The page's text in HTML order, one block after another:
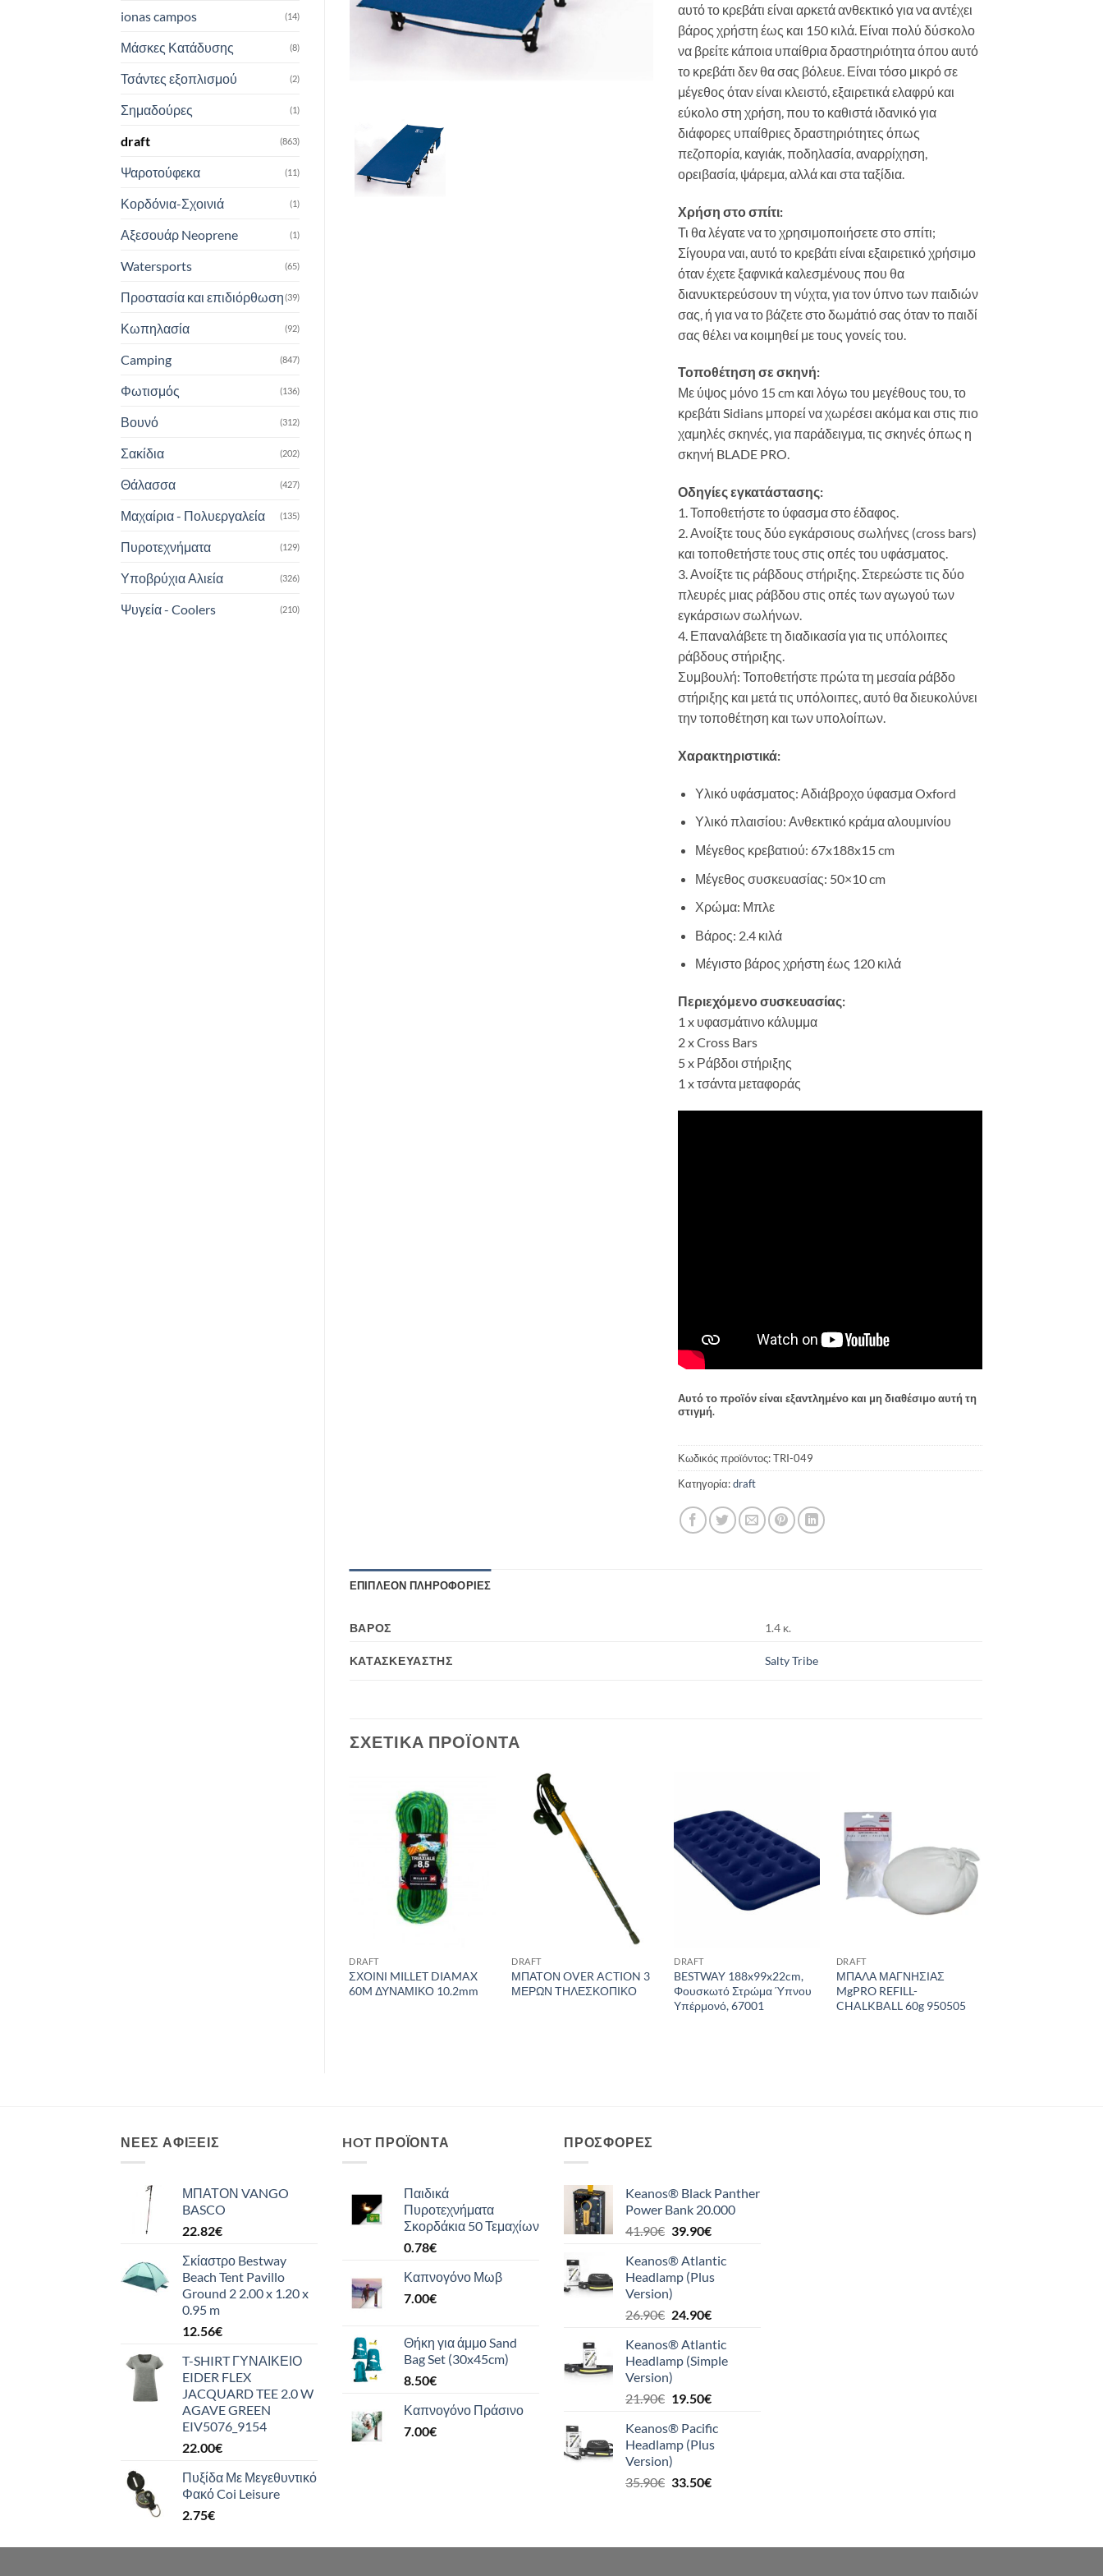
ionas campos (14)
Μάσκες Κατάδυσης (8)
Τσάντες εξοπλισμού (2)
Σημαδούρες (1)
draft (863)
Ψαροτούφεκα (11)
Κορδόνια-Σχοινιά (1)
Αξεσουάρ Neoprene (1)
Watersports (65)
Προστασία και επιδιόρθωση(39)
Κωπηλασία (92)
Camping (847)
Φωτισμός (136)
Βουνό (312)
Σακίδια (202)
Θάλασσα (427)
Μαχαίρια - Πολυεργαλεία (135)
Πυροτεχνήματα (129)
Υποβρύχια Αλιεία (326)
Ψυγεία - Coolers (210)
αυτό το κρεβάτι είναι αρκετά ανθεκτικό για να αντέχει
βάρος χρήστη έως και 150 κιλά. Είναι πολύ δύσκολο
να βρείτε κάποια υπαίθρια δραστηριότητα όπου αυτό
το κρεβάτι δεν θα σας βόλευε. Είναι τόσο μικρό σε
μέγεθος όταν είναι κλειστό, εξαιρετικά ελαφρύ και
εύκολο στη χρήση, που το καθιστά ιδανικό για
διάφορες υπαίθριες δραστηριότητες όπως
πεζοπορία, καγιάκ, ποδηλασία, αναρρίχηση,
ορειβασία, ψάρεμα, αλλά και στα ταξίδια.
Χρήση στο σπίτι:
Τι θα λέγατε να το χρησιμοποιήσετε στο σπίτι;
Σίγουρα ναι, αυτό το κρεβάτι είναι εξαιρετικό χρήσιμο
όταν έχετε ξαφνικά καλεσμένους που θα
διανυκτερεύσουν τη νύχτα, για τον ύπνο των παιδιών
σας, ή για να το βάζετε στο δωμάτιό σας όταν το παιδί
σας θέλει να κοιμηθεί με τους γονείς του.
Τοποθέτηση σε σκηνή:
Με ύψος μόνο 15 cm και λόγω του μεγέθους του, το
κρεβάτι Sidians μπορεί να χωρέσει ακόμα και στις πιο
χαμηλές σκηνές, για παράδειγμα, τις σκηνές όπως η
σκηνή BLADE PRO.
Οδηγίες εγκατάστασης:
1. Τοποθετήστε το ύφασμα στο έδαφος.
2. Ανοίξτε τους δύο εγκάρσιους σωλήνες (cross bars)
και τοποθετήστε τους στις οπές του υφάσματος.
3. Ανοίξτε τις ράβδους στήριξης. Στερεώστε τις δύο
πλευρές μιας ράβδου στις οπές των αγωγού των
εγκάρσιων σωλήνων.
4. Επαναλάβετε τη διαδικασία για τις υπόλοιπες
ράβδους στήριξης.
Συμβουλή: Τοποθετήστε πρώτα τη μεσαία ράβδο
στήριξης και μετά τις υπόλοιπες, αυτό θα διευκολύνει
την τοποθέτηση και των υπολοίπων.
Χαρακτηριστικά:
Υλικό υφάσματος: Αδιάβροχο ύφασμα Oxford
Υλικό πλαισίου: Ανθεκτικό κράμα αλουμινίου
Μέγεθος κρεβατιού: 67x188x15 cm
Μέγεθος συσκευασίας: 50×10 cm
Χρώμα: Μπλε
Βάρος: 2.4 κιλά
Μέγιστο βάρος χρήστη έως 120 κιλά
Περιεχόμενο συσκευασίας:
1 x υφασμάτινο κάλυμμα
2 x Cross Bars
5 x Ράβδοι στήριξης
1 x τσάντα μεταφοράς
Αυτό το προϊόν είναι εξαντλημένο και μη διαθέσιμο αυτή τη
στιγμή.
Κωδικός προϊόντος:TRI-049
Κατηγορία:draft
ΕΠΙΠΛΈΟΝ ΠΛΗΡΟΦΟΡΊΕΣ
ΒΆΡΟΣ 1.4 κ.
ΚΑΤΑΣΚΕΥΑΣΤΉΣ Salty Tribe
ΣΧΕΤΙΚΆ ΠΡΟΪΌΝΤΑ
DRAFT
ΣΧΟΙΝΙ MILLET DIAMAX
60M ΔΥΝΑΜΙΚΟ 10.2mm
DRAFT
ΜΠΑΤΟΝ OVER ACTION 3
ΜΕΡΩΝ ΤΗΛΕΣΚΟΠΙΚΟ
DRAFT
BESTWAY 188x99x22cm,
Φουσκωτό Στρώμα Ύπνου
Υπέρμονό, 67001
DRAFT
ΜΠΑΛΑ ΜΑΓΝΗΣΙΑΣ
MgPRO REFILL-
CHALKBALL 60g 950505
ΝΈΕΣ ΑΦΊΞΕΙΣ
ΜΠΑΤΟΝ VANGO
BASCO
22.82€
Σκίαστρο Bestway
Beach Tent Pavillo
Ground 2 2.00 x 1.20 x
0.95 m
12.56€
T-SHIRT ΓΥΝΑΙΚΕΙΟ
EIDER FLEX
JACQUARD TEE 2.0 W
AGAVE GREEN
EIV5076_9154
22.00€
Πυξίδα Με Μεγεθυντικό
Φακό Coi Leisure
2.75€
HOT ΠΡΟΪΌΝΤΑ
Παιδικά
Πυροτεχνήματα
Σκορδάκια 50 Τεμαχίων
0.78€
Καπνογόνο Μωβ
7.00€
Θήκη για άμμο Sand
Bag Set (30x45cm)
8.50€
Καπνογόνο Πράσινο
7.00€
ΠΡΟΣΦΟΡΈΣ
Keanos® Black Panther
Power Bank 20.000
41.90€ Original
was:
41.90€.
39.90€Η
τιμή
είναι:
Keanos® Atlantic
Headlamp (Plus
Version)
26.90€ Original
was:
26.90€.
24.90€Η
τιμή
είναι:
Keanos® Atlantic
Headlamp (Simple
Version)
21.90€ Original
was:
21.90€.
19.50€Η
τιμή
είναι:
Keanos® Pacific
Headlamp (Plus
Version)
35.90€ Original
33.50€Η
33.50€.